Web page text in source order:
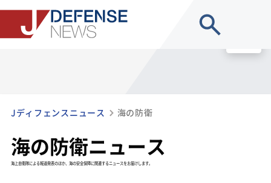
Jディフェンスニュース 海の防衛
海の防衛ニュース
海上自衛隊による報道発表のほか、海の安全保障に関連するニュースをお届けします。